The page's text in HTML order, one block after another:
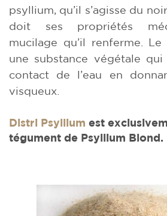
psyllium, qu’il s’agisse du
doit ses propriétés
mucilage qu’il renferme.
une substance végétale
contact de l’eau en
visqueux.
Distri Psyllium est
tégument de Psyllium Blond.